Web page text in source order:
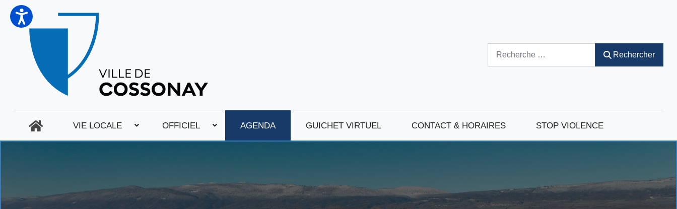
Rechercher
VIE LOCALE OFFICIEL AGENDA GUICHET VIRTUEL CONTACT & HORAIRES STOP VIOLENCE